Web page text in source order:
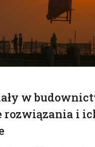
w
rozwiązania i